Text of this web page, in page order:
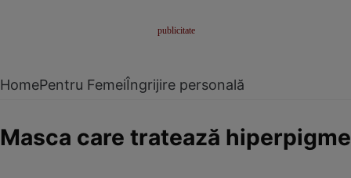
HomePentru FemeiÎngrijire personală
Masca care tratează